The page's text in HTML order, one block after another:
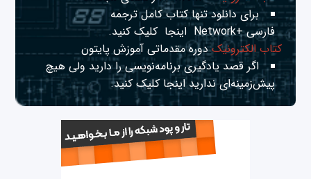
برای دانلود تنها کتاب کامل ترجمه
فارسی +Network
اینجا کلیک کنید.
کتاب الکترونیکدوره مقدماتی آموزش پایتون
اگر قصد یادگیری برنامه‌نویسی را دارید ولی هیچ
پیش‌زمینه‌ای نداریداینجا کلیک کنید.